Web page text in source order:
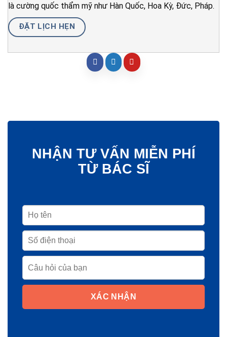
là cường quốc thẩm mỹ như Hàn Quốc, Hoa Kỳ, Đức, Pháp.
ĐẶT LỊCH HẸN
NHẬN TƯ VẤN MIỄN PHÍ
TỪ BÁC SĨ
XÁC NHẬN